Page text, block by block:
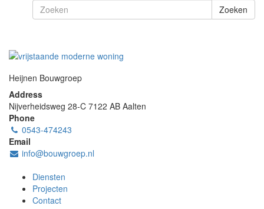
Zoeken
Heijnen Bouwgroep
Address
Nijverheidsweg 28-C 7122 AB Aalten
Phone
0543-474243
Email
info@bouwgroep.nl
Diensten
Projecten
Contact